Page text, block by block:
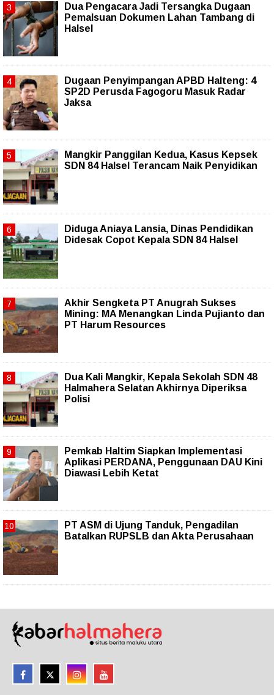
Dua Pengacara Jadi Tersangka Dugaan
Pemalsuan Dokumen Lahan Tambang di
Halsel
Dugaan Penyimpangan APBD Halteng: 4
SP2D Perusda Fagogoru Masuk Radar
Jaksa
Mangkir Panggilan Kedua, Kasus Kepsek
SDN 84 Halsel Terancam Naik Penyidikan
Diduga Aniaya Lansia, Dinas Pendidikan
Didesak Copot Kepala SDN 84 Halsel
Akhir Sengketa PT Anugrah Sukses
Mining: MA Menangkan Linda Pujianto dan
PT Harum Resources
Dua Kali Mangkir, Kepala Sekolah SDN 48
Halmahera Selatan Akhirnya Diperiksa
Polisi
Pemkab Haltim Siapkan Implementasi
Aplikasi PERDANA, Penggunaan DAU Kini
Diawasi Lebih Ketat
PT ASM di Ujung Tanduk, Pengadilan
Batalkan RUPSLB dan Akta Perusahaan